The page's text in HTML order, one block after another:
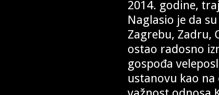
2014. godine,
Naglasio je da
Zagrebu, Zadru,
ostao radosno
gospođa
ustanovu kao